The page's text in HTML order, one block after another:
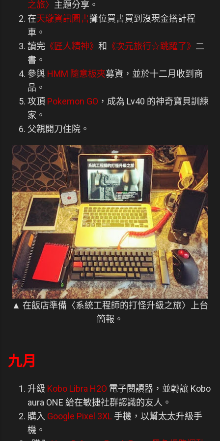
之旅〉 主題分享。
在天瓏資訊圖書攤位買書買到沒現金搭計程
車。
讀完 《匠人精神》 和 《次元旅行☆跳躍了》 二
書。
參與 HMM 隨意板夾募資，並於十二月收到商
品。
攻頂 Pokemon GO ，成為 Lv40 的神奇寶貝訓練
家。
父親開刀住院。
▲ 在飯店準備〈系統工程師的打怪升級之旅〉上台
簡報。
九月
升級 Kobo Libra H2O 電子閱讀器，並轉讓 Kobo
aura ONE 給在敏捷社群認識的友人。
購入 Google Pixel 3XL 手機，以幫太太升級手
機。